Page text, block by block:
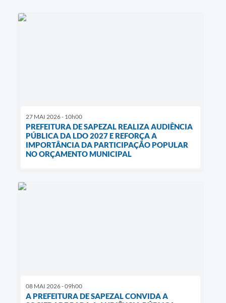
27 MAI 2026 - 10h00
PREFEITURA DE SAPEZAL REALIZA AUDIÊNCIA
PÚBLICA DA LDO 2027 E REFORÇA A
IMPORTÂNCIA DA PARTICIPAÇÃO POPULAR
NO ORÇAMENTO MUNICIPAL
08 MAI 2026 - 09h00
A PREFEITURA DE SAPEZAL CONVIDA A